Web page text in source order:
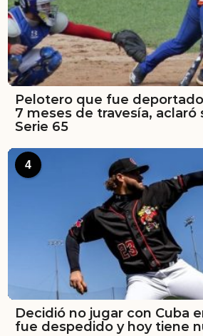
Pelotero que fue
7 meses de travesía, aclaró
Serie 65
4
Decidió no jugar con Cuba
fue despedido y hoy tiene